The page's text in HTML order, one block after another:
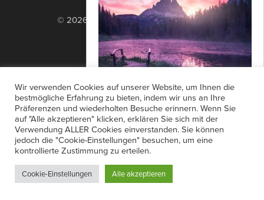
Exploring the Alps
Christian Möhrle, Landschaftsfotograf
aus der Bodenseeregion in
Deutschland, hat in den letzten Jahre
zahlreiche Zeitraffer-Projekte...
© 2026 PF Publishing GmbH. All rights
reserved.
Nach oben
Anzeigensuche
Shop
Zahlungsarten
Widerrufsbelehrung
Datenschutz
AGB
Newsletter-Anmeldung
Verträge hier kündigen
Mein Account
Passwort vergessen
Wir verwenden Cookies auf unserer Website, um Ihnen die
bestmögliche Erfahrung zu bieten, indem wir uns an Ihre
Präferenzen und wiederholten Besuche erinnern. Wenn Sie
auf "Alle akzeptieren" klicken, erklären Sie sich mit der
Verwendung ALLER Cookies einverstanden. Sie können
jedoch die "Cookie-Einstellungen" besuchen, um eine
kontrollierte Zustimmung zu erteilen.
Cookie-Einstellungen Alle akzeptieren